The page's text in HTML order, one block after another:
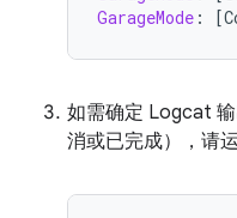
GarageMode : [
如需确定 Logcat
消或已完成），请